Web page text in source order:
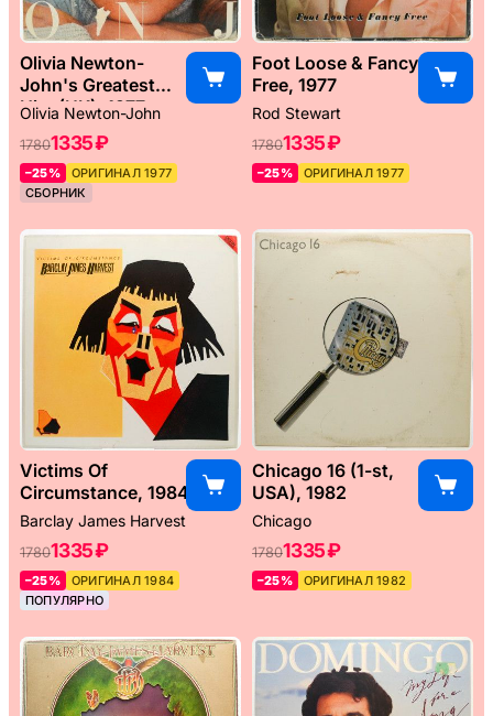
Olivia Newton-
John's Greatest
Hits (UK), 1977
Olivia Newton-John
17801335 ₽
–25%
ОРИГИНАЛ 1977
СБОРНИК
Foot Loose & Fancy
Free, 1977
Rod Stewart
17801335 ₽
–25% ОРИГИНАЛ 1977
Victims Of
Circumstance, 1984
Barclay James Harvest
17801335 ₽
–25%
ОРИГИНАЛ 1984
ПОПУЛЯРНО
Chicago 16 (1-st,
USA), 1982
Chicago
17801335 ₽
–25% ОРИГИНАЛ 1982